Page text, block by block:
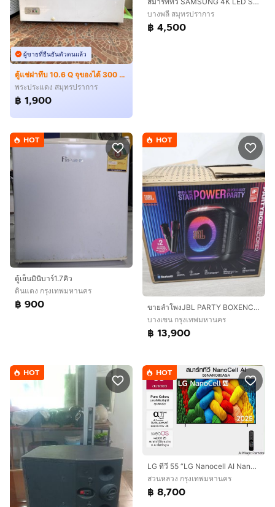
ผู้ขายที่ยืนยันตัวตนแล้ว
ตู้แช่ฝาทึบ 10.6 Q จุของได้ 300 ลิตร ราคาถูกมาก
พระประแดง สมุทรปราการ
฿ 1,900
บางพลี สมุทรปราการ
฿ 4,500
HOT
ตู้เย็นมินิบาร์1.7คิว
ดินแดง กรุงเทพมหานคร
฿ 900
HOT
ขายลำโพงJBL PARTY BOXENCORE2พร้อม ไมค์ 2 ตัว
บางเขน กรุงเทพมหานคร
฿ 13,900
HOT HOT
LG ทีวี 55 “LG Nanocell AI Nano 80 4K Smart TV 2025 สินค้าพร้อมกล่องและคู่มือ
สวนหลวง กรุงเทพมหานคร
฿ 8,700